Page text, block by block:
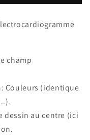
champ
Couleurs (identique
dessin au centre (ici